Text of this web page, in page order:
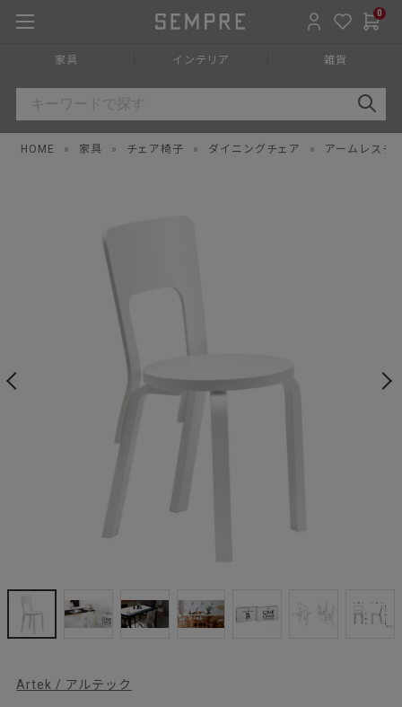
0
家具 インテリア 雑貨
HOME » 家具 » チェア椅子 » ダイニングチェア » アームレスチ
Artek / アルテック